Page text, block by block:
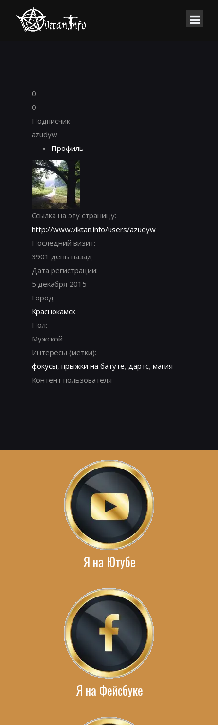
0
0
Подписчик
azudyw
Профиль
Ссылка на эту страницу:
http://www.viktan.info/users/azudyw
Последний визит:
3901 день назад
Дата регистрации:
5 декабря 2015
Город:
Краснокамск
Пол:
Мужской
Интересы (метки):
фокусы, прыжки на батуте, дартс, магия
Контент пользователя
Я на Ютубе
Я на Фейсбуке